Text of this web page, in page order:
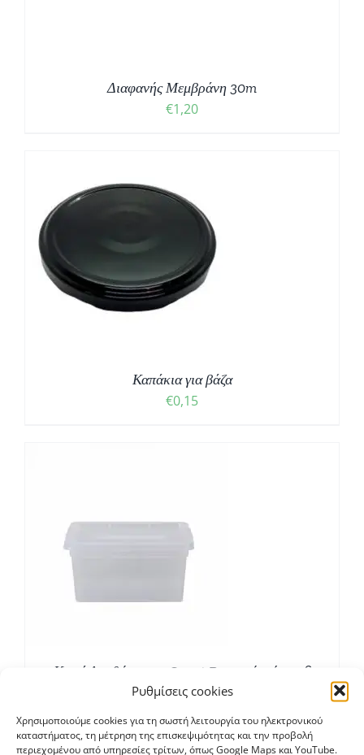
Ρυθμίσεις cookies
Χρησιμοποιούμε cookies για τη σωστή λειτουργία του ηλεκτρονικού
καταστήματος, τη μέτρηση της επισκεψιμότητας και την προβολή
περιεχομένου από υπηρεσίες τρίτων, όπως Google Maps και YouTube.
Διαφανής Μεμβράνη 30m
€1,20
Καπάκια για βάζα
€0,15
Κουτί Αποθήκευσης Smart Box από 2 έως 26
λίτρα
range: